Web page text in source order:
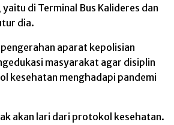
di Terminal Bus Kalideres dan
dia.
aparat kepolisian
masyarakat agar disiplin
kesehatan menghadapi pandemi
akan lari dari protokol kesehatan.